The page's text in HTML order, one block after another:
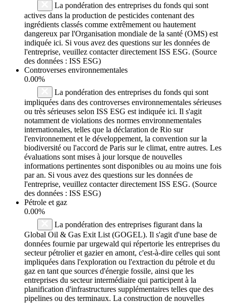
La pondération des entreprises du fonds qui sont
actives dans la production de pesticides contenant des
ingrédients classés comme extrêmement ou hautement
dangereux par l'Organisation mondiale de la santé (OMS) est
indiquée ici. Si vous avez des questions sur les données de
l'entreprise, veuillez contacter directement ISS ESG. (Source
des données : ISS ESG)
Controverses environnementales
0.00%
La pondération des entreprises du fonds qui sont
impliquées dans des controverses environnementales sérieuses
ou très sérieuses selon ISS ESG est indiquée ici. Il s'agit
notamment de violations des normes environnementales
internationales, telles que la déclaration de Rio sur
l'environnement et le développement, la convention sur la
biodiversité ou l'accord de Paris sur le climat, entre autres. Les
évaluations sont mises à jour lorsque de nouvelles
informations pertinentes sont disponibles ou au moins une fois
par an. Si vous avez des questions sur les données de
l'entreprise, veuillez contacter directement ISS ESG. (Source
des données : ISS ESG)
Pétrole et gaz
0.00%
La pondération des entreprises figurant dans la
Global Oil & Gas Exit List (GOGEL). Il s'agit d'une base de
données fournie par urgewald qui répertorie les entreprises du
secteur pétrolier et gazier en amont, c'est-à-dire celles qui sont
impliquées dans l'exploration ou l'extraction du pétrole et du
gaz en tant que sources d'énergie fossile, ainsi que les
entreprises du secteur intermédiaire qui participent à la
planification d'infrastructures supplémentaires telles que des
pipelines ou des terminaux. La construction de nouvelles